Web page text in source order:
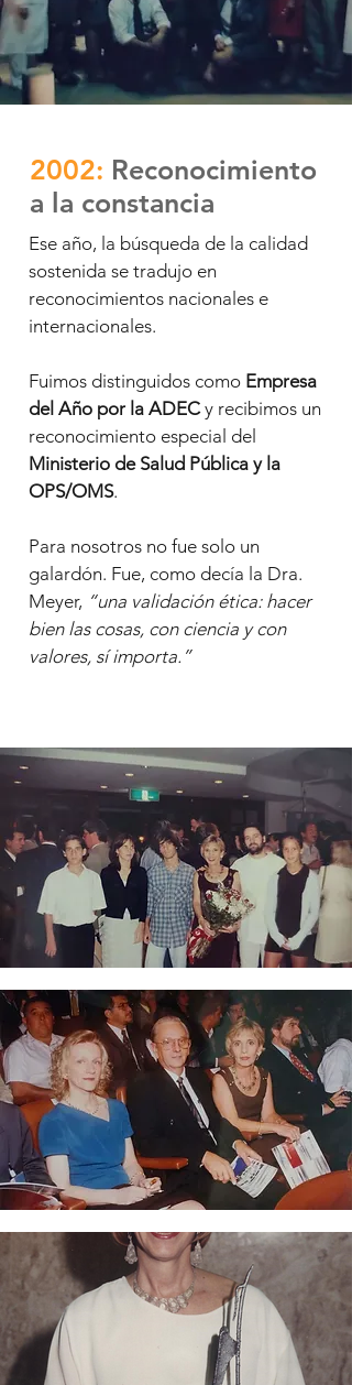
2002: Reconocimiento
a la constancia
Ese año, la búsqueda de la calidad
sostenida se tradujo en
reconocimientos nacionales e
internacionales.
Fuimos distinguidos como Empresa
del Año por la ADECy recibimos un
reconocimiento especial del
Ministerio de Salud Pública y la
OPS/OMS.
Para nosotros no fue solo un
galardón. Fue, como decía la Dra.
Meyer, “una validación ética: hacer
bien las cosas, con ciencia y con
valores, sí importa.”